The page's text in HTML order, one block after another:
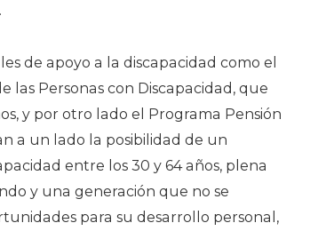
de apoyo a la discapacidad como el
las Personas con Discapacidad, que
y por otro lado el Programa Pensión
a un lado la posibilidad de un
entre los 30 y 64 años, plena
y una generación que no se
para su desarrollo personal,